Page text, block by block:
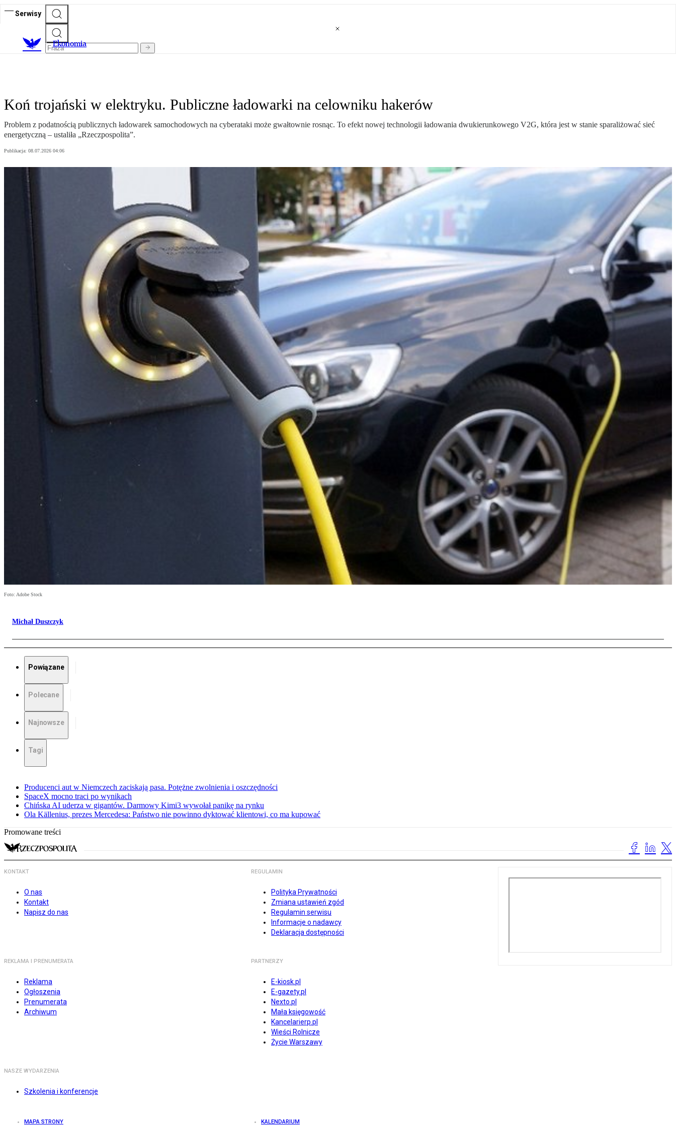
Serwisy
Ekonomia
Koń trojański w elektryku. Publiczne ładowarki na celowniku hakerów
Problem z podatnością publicznych ładowarek samochodowych na cyberataki może gwałtownie rosnąc. To efekt nowej technologii ładowania dwukierunkowego V2G, która jest w stanie sparaliżować sieć
energetyczną – ustaliła „Rzeczpospolita”.
Publikacja: 08.07.2026 04:06
Foto: Adobe Stock
Michał Duszczyk
Powiązane
Polecane
Najnowsze
Tagi
Producenci aut w Niemczech zaciskają pasa. Potężne zwolnienia i oszczędności
SpaceX mocno traci po wynikach
Chińska AI uderza w gigantów. Darmowy Kimi3 wywołał panikę na rynku
Ola Källenius, prezes Mercedesa: Państwo nie powinno dyktować klientowi, co ma kupować
Promowane treści
KONTAKT
O nas
Kontakt
Napisz do nas
REGULAMIN
Polityka Prywatności
Zmiana ustawień zgód
Regulamin serwisu
Informacje o nadawcy
Deklaracja dostępności
REKLAMA I PRENUMERATA
Reklama
Ogłoszenia
Prenumerata
Archiwum
PARTNERZY
E-kiosk.pl
E-gazety.pl
Nexto.pl
Mała księgowość
Kancelarierp.pl
Wieści Rolnicze
Życie Warszawy
NASZE WYDARZENIA
Szkolenia i konferencje
MAPA STRONY KALENDARIUM